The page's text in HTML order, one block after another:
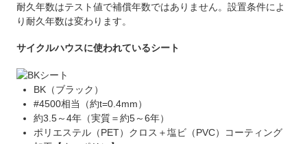
耐久年数はテスト値で補償年数ではありません。設置条件によ
り耐久年数は変わります。
サイクルハウスに使われているシート
BK（ブラック）
#4500相当（約t=0.4mm）
約3.5～4年（実質＝約5～6年）
ポリエステル（PET）クロス＋塩ビ（PVC）コーティング